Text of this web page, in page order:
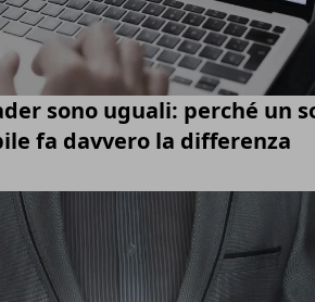
sono uguali: perché un
fa davvero la differenza